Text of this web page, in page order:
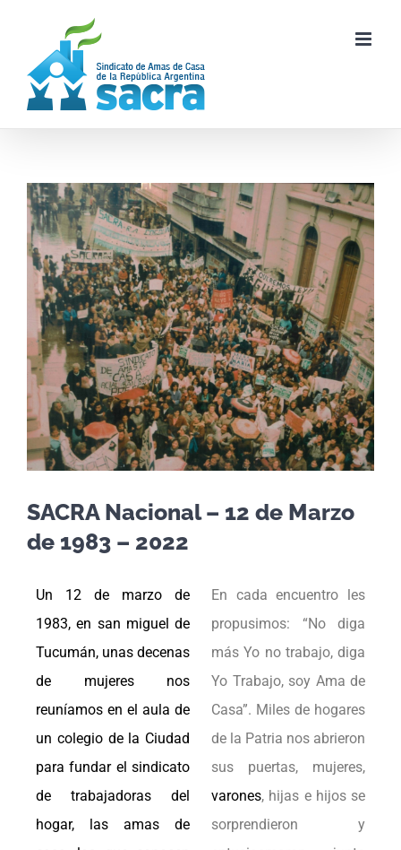
SACRA Nacional – 12 de Marzo
de 1983 – 2022
Un 12 de marzo de
1983, en san miguel de
Tucumán, unas decenas
de mujeres nos
reuníamos en el aula de
un colegio de la Ciudad
para fundar el sindicato
de trabajadoras del
hogar, las amas de
En cada encuentro les
propusimos: “No diga
más Yo no trabajo, diga
Yo Trabajo, soy Ama de
Casa”. Miles de hogares
de la Patria nos abrieron
sus puertas, mujeres,
varones, hijas e hijos se
sorprendieron y